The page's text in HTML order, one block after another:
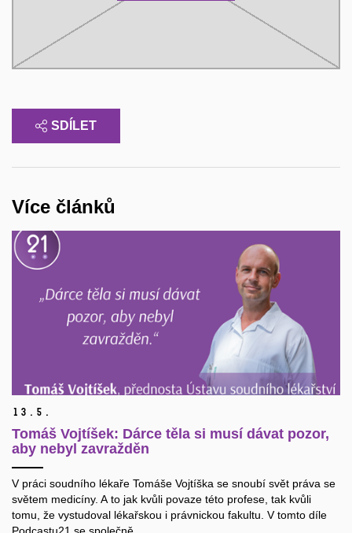
SDÍLET
Více článků
13. 5.
Tomáš Vojtíšek: Dárce těla si musí dávat pozor,
aby nebyl zavražděn
V práci soudního lékaře Tomáše Vojtíška se snoubí svět práva se
světem medicíny. A to jak kvůli povaze této profese, tak kvůli
tomu, že vystudoval lékařskou i právnickou fakultu. V tomto díle